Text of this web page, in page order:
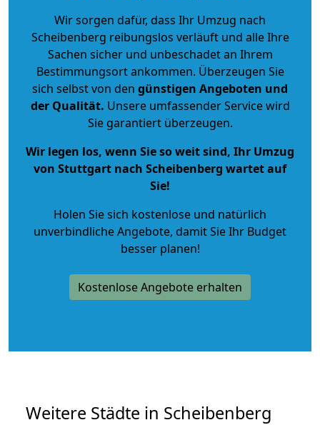
Wir sorgen dafür, dass Ihr Umzug nach
Scheibenberg reibungslos verläuft und alle Ihre
Sachen sicher und unbeschadet an Ihrem
Bestimmungsort ankommen. Überzeugen Sie
sich selbst von den günstigen Angeboten und
der Qualität. Unsere umfassender Service wird
Sie garantiert überzeugen.
Wir legen los, wenn Sie so weit sind, Ihr Umzug
von Stuttgart nach Scheibenberg wartet auf
Sie!
Holen Sie sich kostenlose und natürlich
unverbindliche Angebote, damit Sie Ihr Budget
besser planen!
Kostenlose Angebote erhalten
Weitere Städte in Scheibenberg